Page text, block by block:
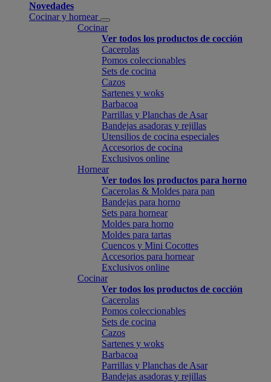
Novedades
Cocinar y hornear
Cocinar
Ver todos los productos de cocción
Cacerolas
Pomos coleccionables
Sets de cocina
Cazos
Sartenes y woks
Barbacoa
Parrillas y Planchas de Asar
Bandejas asadoras y rejillas
Utensilios de cocina especiales
Accesorios de cocina
Exclusivos online
Hornear
Ver todos los productos para horno
Cacerolas & Moldes para pan
Bandejas para horno
Sets para hornear
Moldes para horno
Moldes para tartas
Cuencos y Mini Cocottes
Accesorios para hornear
Exclusivos online
Cocinar
Ver todos los productos de cocción
Cacerolas
Pomos coleccionables
Sets de cocina
Cazos
Sartenes y woks
Barbacoa
Parrillas y Planchas de Asar
Bandejas asadoras y rejillas